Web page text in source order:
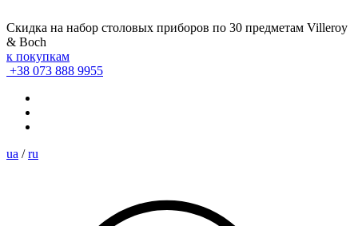
Скидка на набор столовых приборов по 30 предметам Villeroy
& Boch
к покупкам
+38 073 888 9955
ua / ru